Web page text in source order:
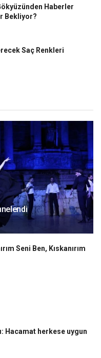
Haberler
Bekliyor?
Saç Renkleri
Seni Ben, Kıskanırım
Hacamat herkese uygun